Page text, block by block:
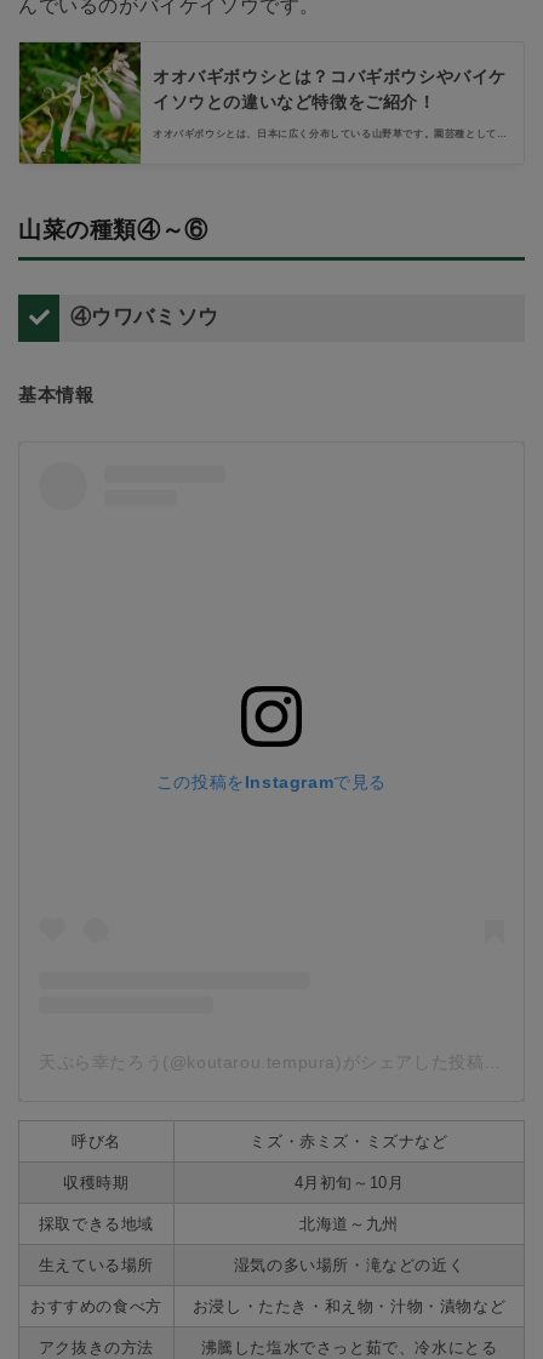
んでいるのがバイケイソウです。
オオバギボウシとは？コバギボウシやバイケ
イソウとの違いなど特徴をご紹介！
オオバギボウシとは、日本に広く分布している山野草です。園芸種としても
山菜の種類④～⑥
④ウワバミソウ
基本情報
この投稿をInstagramで見る
呼び名 ミズ・赤ミズ・ミズナなど
収穫時期 4月初旬～10月
採取できる地域 北海道～九州
生えている場所 湿気の多い場所・滝などの近く
おすすめの食べ方 お浸し・たたき・和え物・汁物・漬物など
アク抜きの方法 沸騰した塩水でさっと茹で、冷水にとる